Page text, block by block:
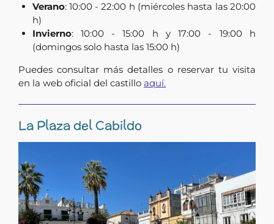
Verano: 10:00 - 22:00 h (miércoles hasta las 20:00
h)
Invierno: 10:00 - 15:00 h y 17:00 - 19:00 h
(domingos solo hasta las 15:00 h)
Puedes consultar más detalles o reservar tu visita
en la web oficial del castillo aquí.
La Plaza del Cabildo